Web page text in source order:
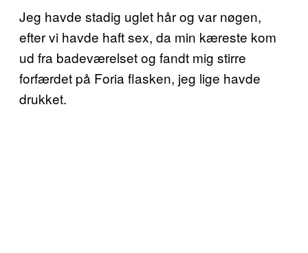
Jeg havde stadig uglet hår og var nøgen,
efter vi havde haft sex, da min kæreste kom
ud fra badeværelset og fandt mig stirre
forfærdet på Foria flasken, jeg lige havde
drukket.